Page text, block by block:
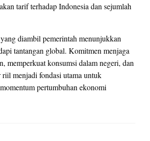
tarif terhadap Indonesia dan sejumlah
diambil pemerintah menunjukkan
tantangan global. Komitmen menjaga
memperkuat konsumsi dalam negeri, dan
menjadi fondasi utama untuk
pertumbuhan ekonomi